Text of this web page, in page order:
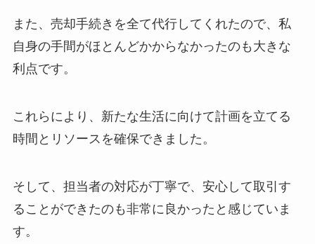
また、売却手続きを全て代行してくれたので、私
自身の手間がほとんどかからなかったのも大きな
利点です。
これらにより、新たな生活に向けて計画を立てる
時間とリソースを確保できました。
そして、担当者の対応が丁寧で、安心して取引す
ることができたのも非常に良かったと感じていま
す。